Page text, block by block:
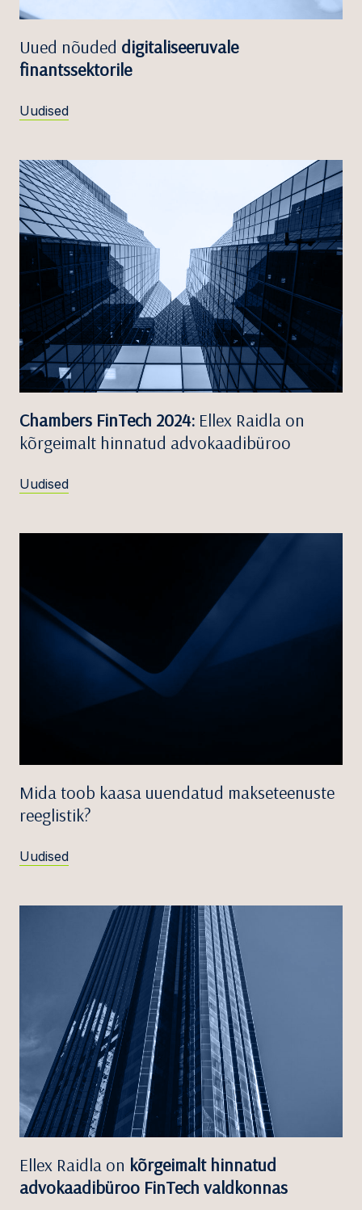
Uued nõuded digitaliseeruvale
finantssektorile
Uudised
Chambers FinTech 2024: Ellex Raidla on
kõrgeimalt hinnatud advokaadibüroo
Uudised
Mida toob kaasa uuendatud makseteenuste
reeglistik?
Uudised
Ellex Raidla on kõrgeimalt hinnatud
advokaadibüroo FinTech valdkonnas